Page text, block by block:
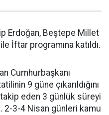
Erdoğan, Beştepe Millet
İftar programına katıldı.
Cumhurbaşkanı
9 güne çıkarıldığını
eden 3 günlük süreyi
2-3-4 Nisan günleri kamu